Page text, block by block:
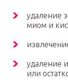
удаление
миом и
удаление
или